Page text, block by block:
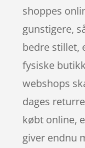
shoppes
gunstigere,
bedre stillet,
fysiske
webshops
dages
købt online,
giver endnu